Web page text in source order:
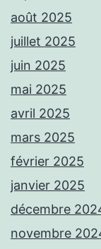
août 2025
juillet 2025
juin 2025
mai 2025
avril 2025
mars 2025
février 2025
janvier 2025
décembre
novembre